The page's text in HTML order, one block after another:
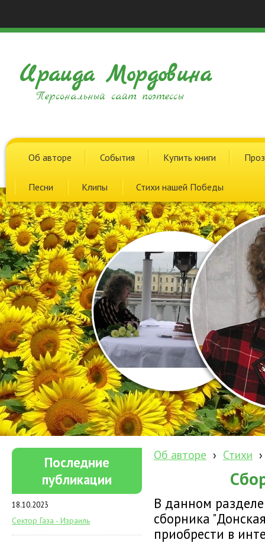
Ираида Мордовина
Персональный сайт поэтессы
Об авторе События Купить книги
Песни Клипы Стихи нашей Победы
Последние
публикации
18.10.2023
Сектор Газа - Израиль
Об авторе › Стихи ›
В данном
сборника
приобрести в